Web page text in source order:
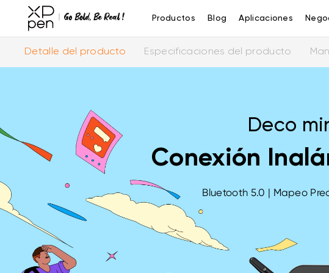
Productos Blog Aplicaciones
Detalle del producto Especificaciones del producto
Deco
Conexión
Bluetooth 5.0 | Mapeo